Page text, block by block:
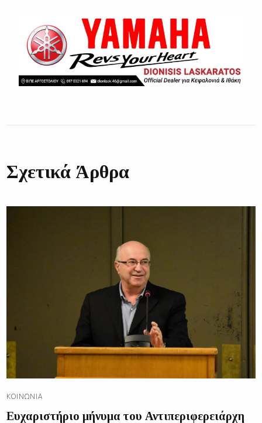
Σχετικά Άρθρα
ΚΟΙΝΩΝΊΑ
Ευχαριστήριο μήνυμα του Αντιπεριφερειάρχη